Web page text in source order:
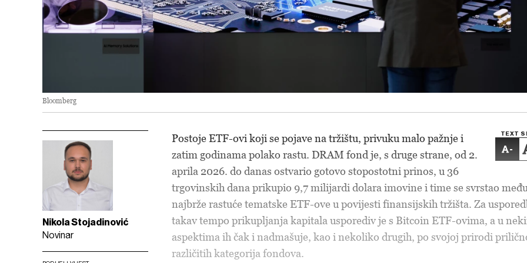
Bloomberg
Nikola Stojadinović
Novinar
TEXT
-
Postoje ETF-ovi koji se pojave na tržištu, privuku malo pažnje i
zatim godinama polako rastu. DRAM fond je, s druge strane, od 2.
aprila 2026. do danas ostvario gotovo stopostotni prinos, u 36
trgovinskih dana prikupio 9,7 milijardi dolara imovine i time se svrstao među
najbrže rastuće tematske ETF-ove u povijesti finansijskih tržišta. Za
takav tempo prikupljanja kapitala usporediv je s Bitcoin ETF-ovima, a u
aspektima ih čak i nadmašuje, kao i nekoliko drugih, po svojoj prirodi
različitih kategorija fondova.